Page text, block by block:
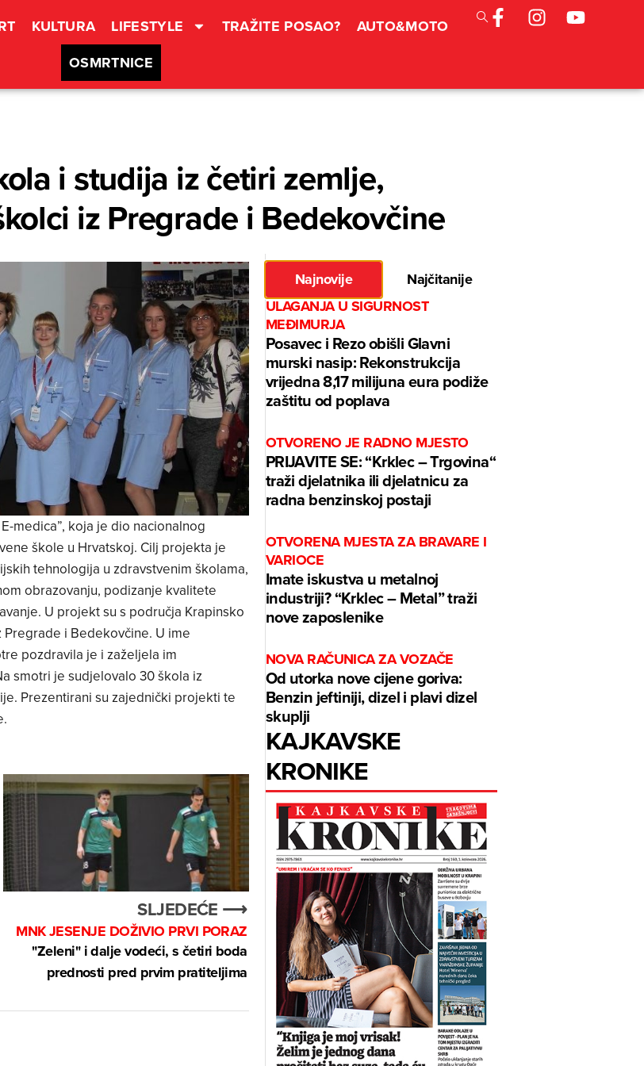
KULTURA LIFESTYLE TRAŽITE POSAO?
AUTO&MOTO
OSMRTNICE
i studija iz četiri zemlje,
iz Pregrade i Bedekovčine
medica”, koja je dio nacionalnog
škole u Hrvatskoj. Cilj projekta je
tehnologija u zdravstvenim školama,
obrazovanju, podizanje kvalitete
U projekt su s područja Krapinsko
i Bedekovčine. U ime
pozdravila je i zaželjela im
smotri je sudjelovalo 30 škola iz
Prezentirani su zajednički projekti te
SLJEDEĆE ⟶
MNK JESENJE DOŽIVIO PRVI PORAZ
"Zeleni" i dalje vodeći, s četiri boda
prednosti pred prvim pratiteljima
Najnovije
Najčitanije
ULAGANJA U SIGURNOST
MEĐIMURJA
Posavec i Rezo obišli Glavni
murski nasip: Rekonstrukcija
vrijedna 8,17 milijuna eura podiže
zaštitu od poplava
OTVORENO JE RADNO MJESTO
PRIJAVITE SE: “Krklec – Trgovina“
traži djelatnika ili djelatnicu za
radna benzinskoj postaji
OTVORENA MJESTA ZA BRAVARE I
VARIOCE
Imate iskustva u metalnoj
industriji? “Krklec – Metal” traži
nove zaposlenike
NOVA RAČUNICA ZA VOZAČE
Od utorka nove cijene goriva:
Benzin jeftiniji, dizel i plavi dizel
skuplji
KAJKAVSKE
KRONIKE